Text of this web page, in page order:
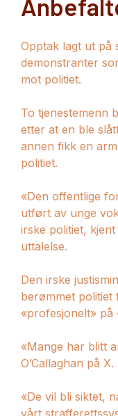
liste
med
4
slutten
av
listen
Opptak lagt ut på
demonstranter
mot politiet.
To tjenestemenn
etter at en ble
annen fikk en
politiet.
«Den offentlige
utført av unge
irske politiet,
uttalelse.
Den irske
berømmet politiet
«profesjonelt» på
«Mange har blitt
O’Callaghan på X.
«De vil bli siktet,
vårt